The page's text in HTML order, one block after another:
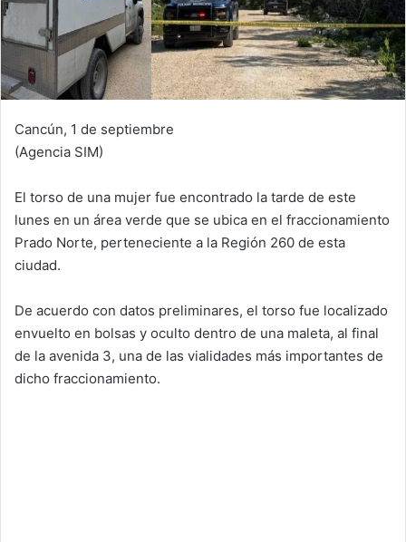
Cancún, 1 de septiembre
(Agencia SIM)
El torso de una mujer fue encontrado la tarde de este
lunes en un área verde que se ubica en el fraccionamiento
Prado Norte, perteneciente a la Región 260 de esta
ciudad.
De acuerdo con datos preliminares, el torso fue localizado
envuelto en bolsas y oculto dentro de una maleta, al final
de la avenida 3, una de las vialidades más importantes de
dicho fraccionamiento.